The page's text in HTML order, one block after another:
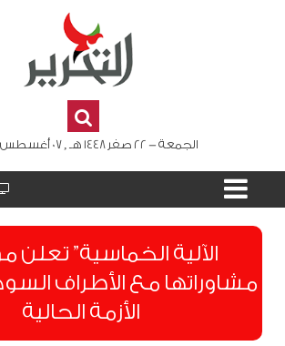
الجمعة - 22 صفر 1448 هـ , 07 أغسطس 2026 م
الآلية الخماسية” تعلن
مشاوراتها مع الأطراف
الأزمة الحالية